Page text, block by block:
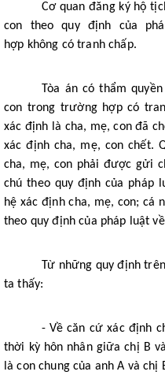
Cơ quan đăng ký hộ
con theo quy định của
hợp không có tranh chấp.
Tòa án có thẩm
con trong trường hợp có
xác định là cha, mẹ, con đã
xác định cha, mẹ, con chết.
cha, mẹ, con phải được gửi
chú theo quy định của pháp
hệ xác định cha, mẹ, con; cá
theo quy định của pháp luật
Từ những quy định
ta thấy:
- Về căn cứ xác định
thời kỳ hôn nhân giữa chị B
là con chung của anh A và chị